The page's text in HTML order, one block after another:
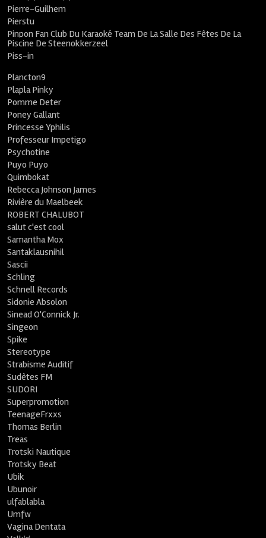
Pierre-Guilhem
Pierstu
Pinpon Fan Club Du Karaoké Team De La Salle Des Fêtes De La
Piscine De Steenokkerzeel
Piss-in
Plancton9
Plapla Pinky
Pomme Deter
Poney Gallant
Princesse Yphilis
Professeur Impetigo
Psychotine
Puyo Puyo
Quimbokat
Rebecca Johnson James
Rivière du Maelbeek
ROBERT CHALUBOT
salut c'est cool
Samantha Mox
Santaklausnihil
Sascii
Schling
Schnell Records
Sidonie Absolon
Sinead O'Connick Jr.
Singeon
Spike
Stereotype
Strabisme Auditif
Sudètes FM
SUDORI
Superpromotion
TeenageFrxxs
Thomas Berlin
Treas
Trotski Nautique
Trotsky Beat
Ubik
Ubunoir
ulfablabla
Umfw
Vagina Dentata